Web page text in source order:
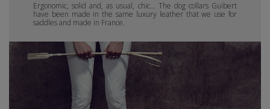
Ergonomic, solid and, as usual, chic… The dog collars Guibert
have been made in the same luxury leather that we use for
saddles and made in France.